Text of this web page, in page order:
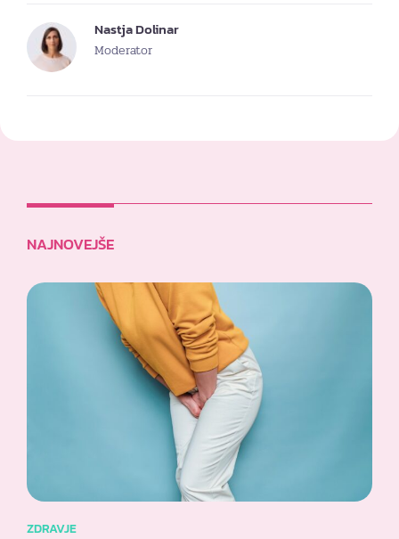
Nastja Dolinar
Moderator
NAJNOVEJŠE
ZDRAVJE